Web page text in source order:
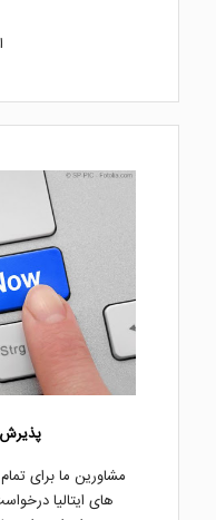
پذیرش
مشاورین ما برای
های ایتالیا